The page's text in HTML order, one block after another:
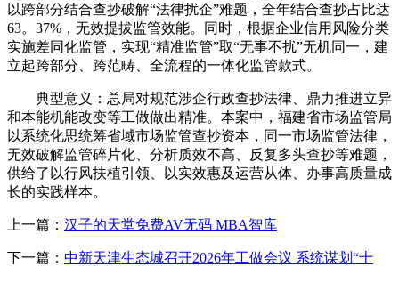
以跨部分结合查抄破解“法律扰企”难题，全年结合查抄占比达
63。37%，无效提拔监管效能。同时，根据企业信用风险分类
实施差同化监管，实现“精准监管”取“无事不扰”无机同一，建
立起跨部分、跨范畴、全流程的一体化监管款式。
典型意义：总局对规范涉企行政查抄法律、鼎力推进立异
和本能机能改变等工做做出精准。本案中，福建省市场监管局
以系统化思统筹省域市场监管查抄资本，同一市场监管法律，
无效破解监管碎片化、分析质效不高、反复多头查抄等难题，
供给了以行风扶植引领、以实效惠及运营从体、办事高质量成
长的实践样本。
上一篇： 汉子的天堂免费AV无码 MBA智库
下一篇： 中新天津生态城召开2026年工做会议 系统谋划“十